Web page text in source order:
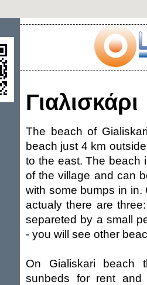
Γιαλισκάρι
The beach of
beach just 4 km
to the east. The beach
of the village and can
with some bumps in
actualy there are
separeted by a small
- you will see other
On Gialiskari beach
sunbeds for rent